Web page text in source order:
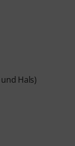
Hals)